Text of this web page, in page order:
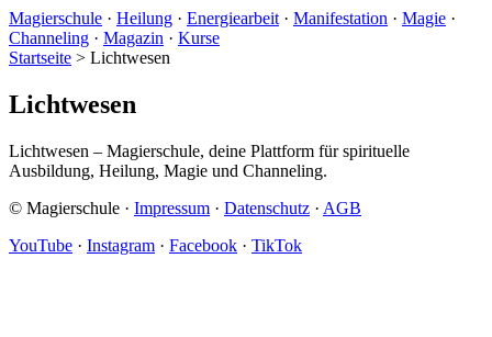
Magierschule · Heilung · Energiearbeit · Manifestation · Magie ·
Channeling · Magazin · Kurse
Startseite > Lichtwesen
Lichtwesen
Lichtwesen – Magierschule, deine Plattform für spirituelle
Ausbildung, Heilung, Magie und Channeling.
© Magierschule · Impressum · Datenschutz · AGB
YouTube · Instagram · Facebook · TikTok